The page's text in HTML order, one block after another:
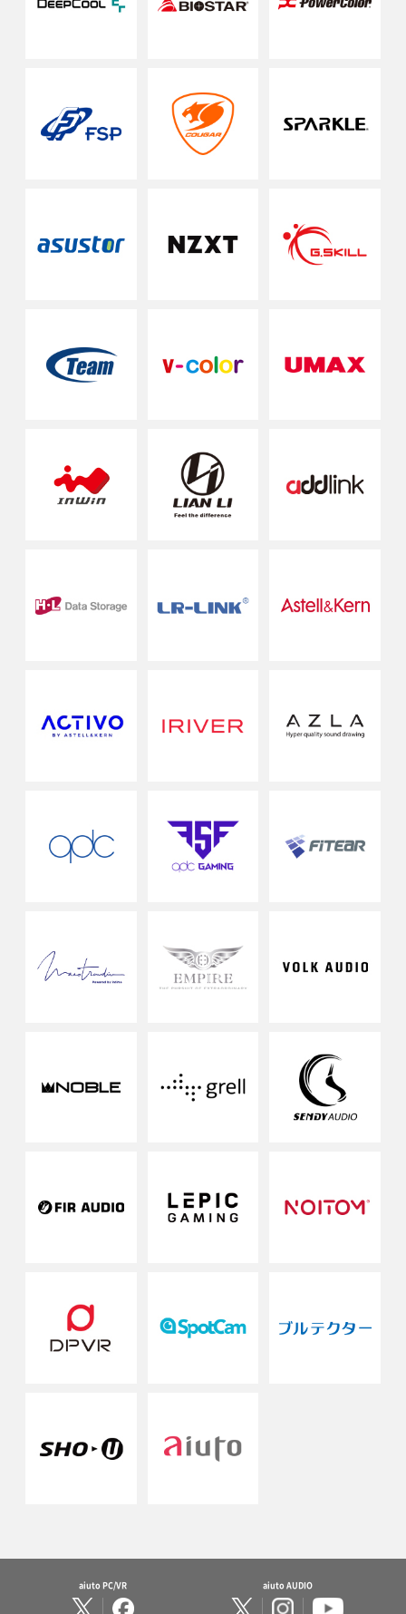
aiuto PC/VR aiuto AUDIO